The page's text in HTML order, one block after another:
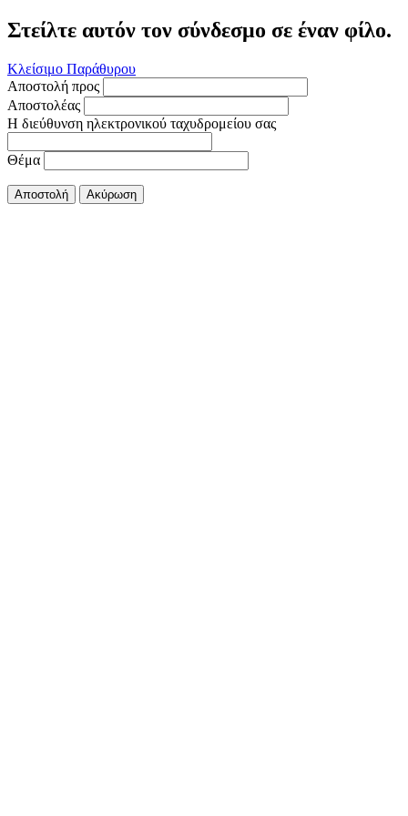
Στείλτε αυτόν τον σύνδεσμο σε έναν φίλο.
Κλείσιμο Παράθυρου
Αποστολή προς
Αποστολέας
Η διεύθυνση ηλεκτρονικού ταχυδρομείου σας
Θέμα
Αποστολή Ακύρωση